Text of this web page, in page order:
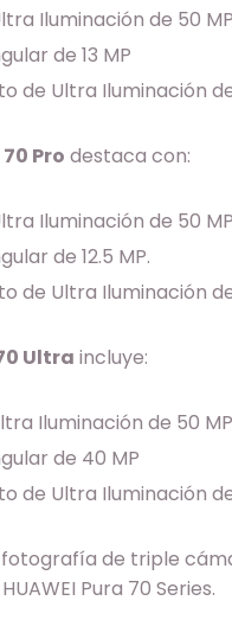
Iluminación de 50
de 13 MP
de Ultra Iluminación de
Pro destaca con:
Iluminación de 50
de 12.5 MP.
de Ultra Iluminación
Ultra incluye:
Iluminación de 50 MP
de 40 MP
de Ultra Iluminación
de triple
Pura 70 Series.